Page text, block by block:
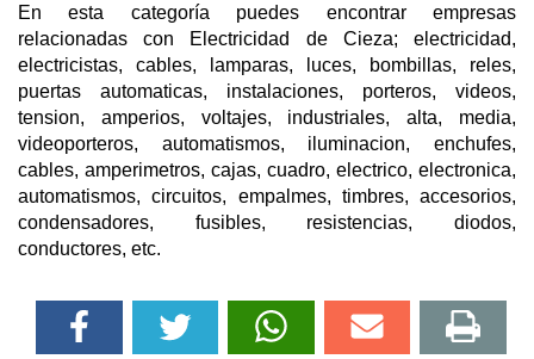
En esta categoría puedes encontrar empresas
relacionadas con Electricidad de Cieza; electricidad,
electricistas, cables, lamparas, luces, bombillas, reles,
puertas automaticas, instalaciones, porteros, videos,
tension, amperios, voltajes, industriales, alta, media,
videoporteros, automatismos, iluminacion, enchufes,
cables, amperimetros, cajas, cuadro, electrico, electronica,
automatismos, circuitos, empalmes, timbres, accesorios,
condensadores, fusibles, resistencias, diodos,
conductores, etc.